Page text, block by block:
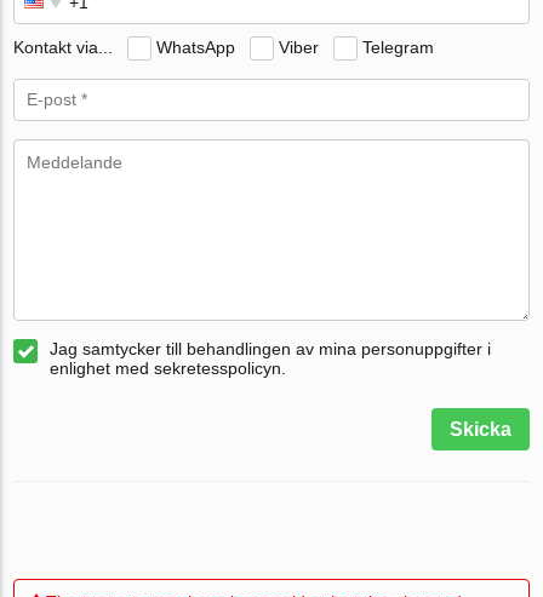
Kontakt via... WhatsApp Viber Telegram
Jag samtycker till behandlingen av mina personuppgifter i
enlighet med sekretesspolicyn.
Skicka